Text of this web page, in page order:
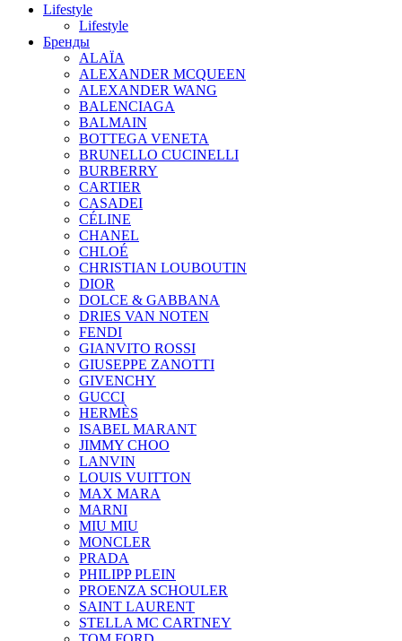
Lifestyle
Lifestyle
Бренды
ALAÏA
ALEXANDER MCQUEEN
ALEXANDER WANG
BALENCIAGA
BALMAIN
BOTTEGA VENETA
BRUNELLO CUCINELLI
BURBERRY
CARTIER
CASADEI
CÉLINE
CHANEL
CHLOÉ
CHRISTIAN LOUBOUTIN
DIOR
DOLCE & GABBANA
DRIES VAN NOTEN
FENDI
GIANVITO ROSSI
GIUSEPPE ZANOTTI
GIVENCHY
GUCCI
HERMÈS
ISABEL MARANT
JIMMY CHOO
LANVIN
LOUIS VUITTON
MAX MARA
MARNI
MIU MIU
MONCLER
PRADA
PHILIPP PLEIN
PROENZA SCHOULER
SAINT LAURENT
STELLA MC CARTNEY